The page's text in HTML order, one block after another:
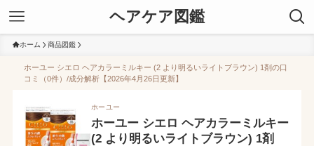
ヘアケア図鑑
ホーム 商品図鑑
ホーユー シエロ ヘアカラーミルキー (2 より明るいライトブラウン) 1剤の口
コミ（0件）/成分解析【2026年4月26日更新】
ホーユー
ホーユー シエロ ヘアカラーミルキー
(2 より明るいライトブラウン) 1剤